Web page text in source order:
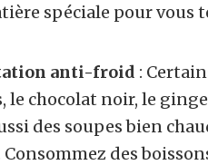
spéciale pour vous
anti-froid :
le chocolat noir, le
des soupes bien
Consommez des